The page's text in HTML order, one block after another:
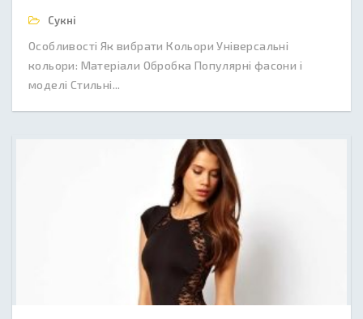
Сукні
Особливості Як вибрати Кольори Універсальні
кольори: Матеріали Обробка Популярні фасони і
моделі Стильні...